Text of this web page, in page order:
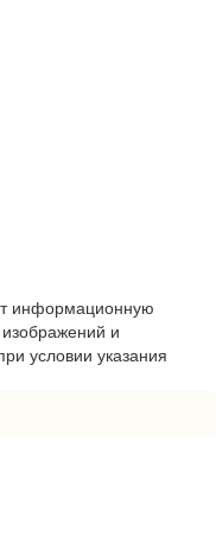
информационную
и
условии указания